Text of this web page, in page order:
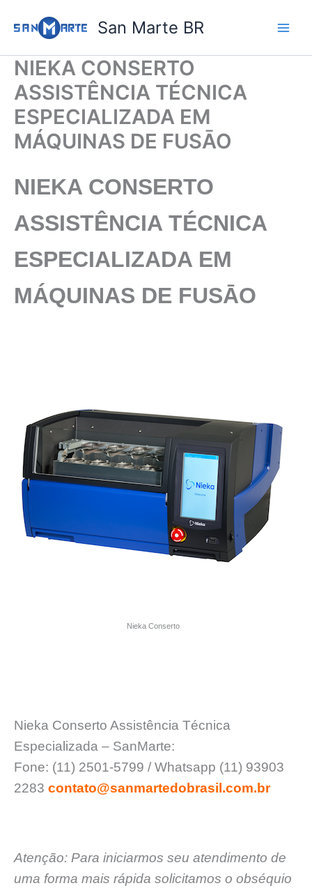
para
conteúdo
San Marte BR
NIEKA CONSERTO
ASSISTÊNCIA TÉCNICA
ESPECIALIZADA EM
MÁQUINAS DE FUSĀO
NIEKA CONSERTO
ASSISTÊNCIA TÉCNICA
ESPECIALIZADA EM
MÁQUINAS DE FUSĀO
Nieka Conserto
Nieka Conserto Assistência Técnica
Especializada – SanMarte:
Fone: (11) 2501-5799 / Whatsapp (11) 93903
2283 contato@sanmartedobrasil.com.br
Atenção: Para iniciarmos seu atendimento de
uma forma mais rápida solicitamos o obséquio